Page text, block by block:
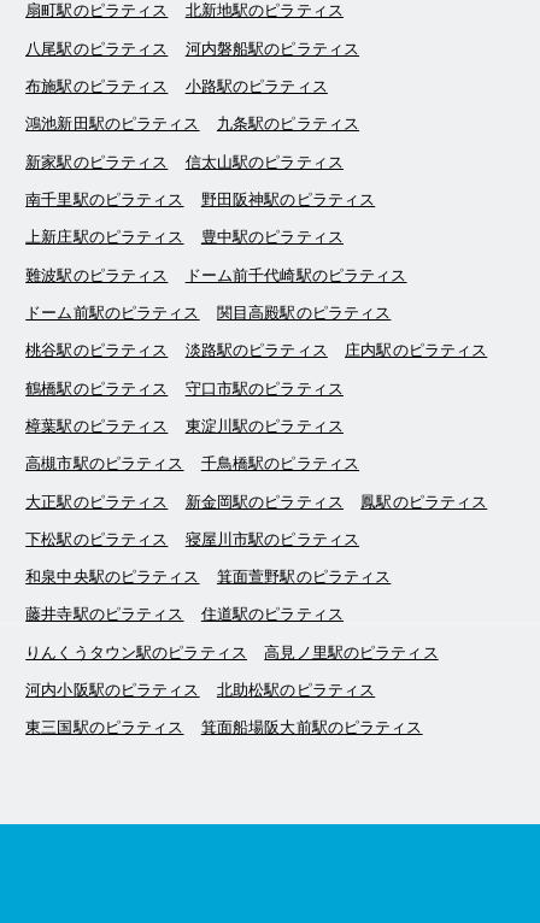
扇町駅のピラティス 北新地駅のピラティス
八尾駅のピラティス 河内磐船駅のピラティス
布施駅のピラティス 小路駅のピラティス
鴻池新田駅のピラティス 九条駅のピラティス
新家駅のピラティス 信太山駅のピラティス
南千里駅のピラティス 野田阪神駅のピラティス
上新庄駅のピラティス 豊中駅のピラティス
難波駅のピラティス ドーム前千代崎駅のピラティス
ドーム前駅のピラティス 関目高殿駅のピラティス
桃谷駅のピラティス 淡路駅のピラティス 庄内駅のピラティス
鶴橋駅のピラティス 守口市駅のピラティス
樟葉駅のピラティス 東淀川駅のピラティス
高槻市駅のピラティス 千鳥橋駅のピラティス
大正駅のピラティス 新金岡駅のピラティス 鳳駅のピラティス
下松駅のピラティス 寝屋川市駅のピラティス
和泉中央駅のピラティス 箕面萱野駅のピラティス
藤井寺駅のピラティス 住道駅のピラティス
りんくうタウン駅のピラティス 高見ノ里駅のピラティス
河内小阪駅のピラティス 北助松駅のピラティス
東三国駅のピラティス 箕面船場阪大前駅のピラティス